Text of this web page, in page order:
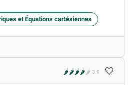
et Équations cartésiennes
🌶️🌶️🌶️🌶️ 🌶️ 3.9 🤍